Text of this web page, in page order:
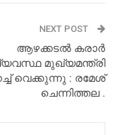
NEXT POST
ആഴക്കടല്‍ കരാര്‍
മുഖ്യമന്ത്രി
വെക്കുന്നു : രമേശ്
ചെന്നിത്തല .